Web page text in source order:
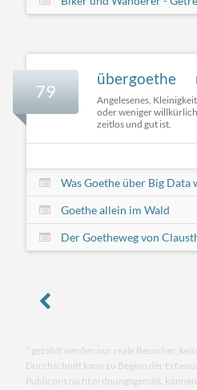
79
übergoethe
Angelesenes,
oder weniger
zeitlos und gut ist.
Was Goethe über Big Data
Goethe allein im Wald
Der Goetheweg von
* gezählt werden nur reale Besucher,
Durchschnitt kann zu Beginn der
Publicons nicht ordnungsgemäß,